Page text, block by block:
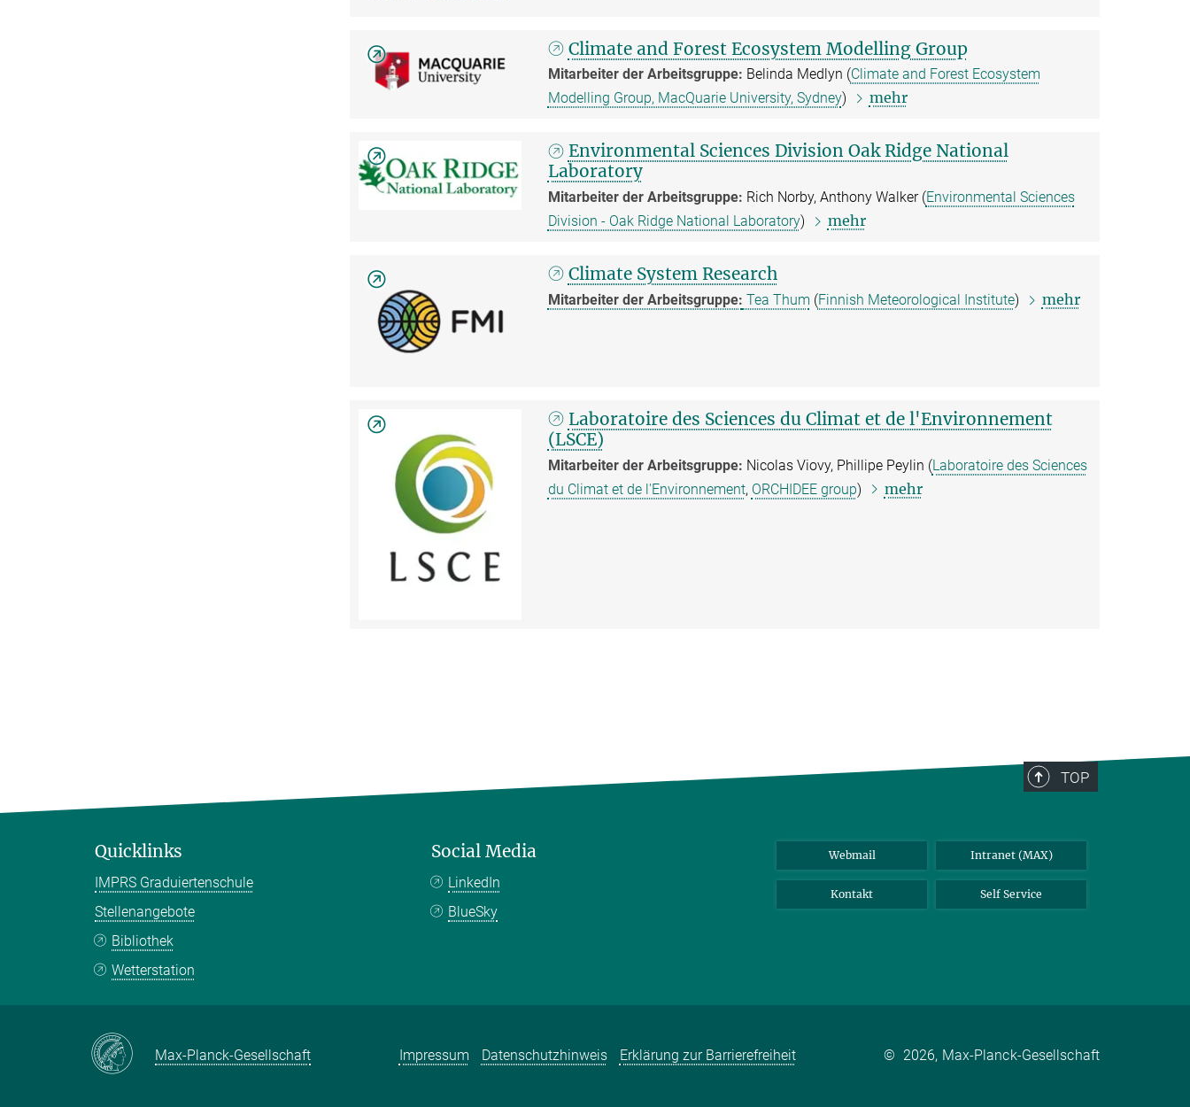
Climate and Forest Ecosystem Modelling Group
Mitarbeiter der Arbeitsgruppe: Belinda Medlyn (Climate and Forest Ecosystem
Modelling Group, MacQuarie University, Sydney) mehr
Environmental Sciences Division Oak Ridge National
Laboratory
Mitarbeiter der Arbeitsgruppe: Rich Norby, Anthony Walker (Environmental Sciences
Division - Oak Ridge National Laboratory) mehr
Climate System Research
Mitarbeiter der Arbeitsgruppe: Tea Thum (Finnish Meteorological Institute) mehr
Laboratoire des Sciences du Climat et de l'Environnement
(LSCE)
Mitarbeiter der Arbeitsgruppe: Nicolas Viovy, Phillipe Peylin (Laboratoire des Sciences
du Climat et de l'Environnement, ORCHIDEE group) mehr
TOP
Quicklinks
IMPRS Graduiertenschule
Stellenangebote
Bibliothek
Wetterstation
Social Media
LinkedIn
BlueSky
Webmail Intranet (MAX)
Kontakt Self Service
Max-Planck-Gesellschaft Impressum Datenschutzhinweis Erklärung zur Barrierefreiheit © 2026, Max-Planck-Gesellschaft